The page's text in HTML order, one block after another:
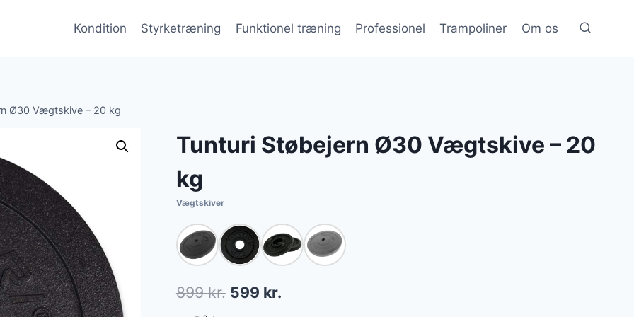
Kondition Styrketræning Funktionel træning Professionel Trampoliner Om os
Ø30 Vægtskive – 20 kg
Tunturi Støbejern Ø30 Vægtskive – 20
kg
Vægtskiver
899kr. Den
599 kr.Den